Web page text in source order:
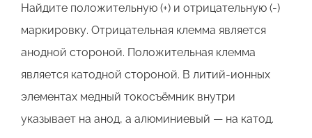
Найдите положительную (+) и отрицательную (-)
маркировку. Отрицательная клемма является
анодной стороной. Положительная клемма
является катодной стороной. В литий-ионных
элементах медный токосъёмник внутри
указывает на анод, а алюминиевый — на катод.